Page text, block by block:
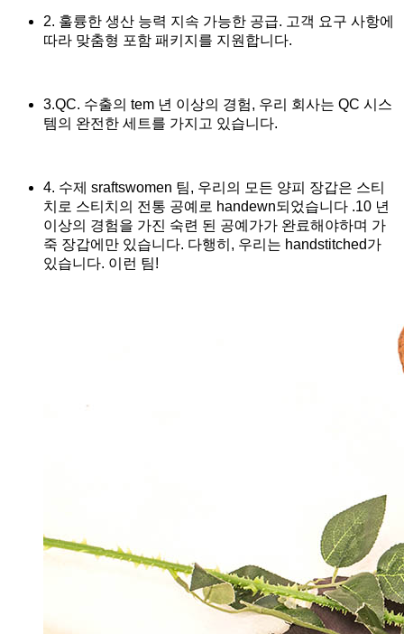
2. 훌륭한 생산 능력 지속 가능한 공급. 고객 요구 사항에
따라 맞춤형 포함 패키지를 지원합니다.
3.QC. 수출의 tem 년 이상의 경험, 우리 회사는 QC 시스
템의 완전한 세트를 가지고 있습니다.
4. 수제 sraftswomen 팀, 우리의 모든 양피 장갑은 스티
치로 스티치의 전통 공예로 handewn되었습니다 .10 년
이상의 경험을 가진 숙련 된 공예가가 완료해야하며 가
죽 장갑에만 있습니다. 다행히, 우리는 handstitched가
있습니다. 이런 팀!